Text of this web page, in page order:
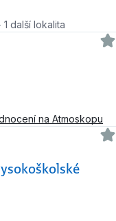
1 další lokalita
na Atmoskopu